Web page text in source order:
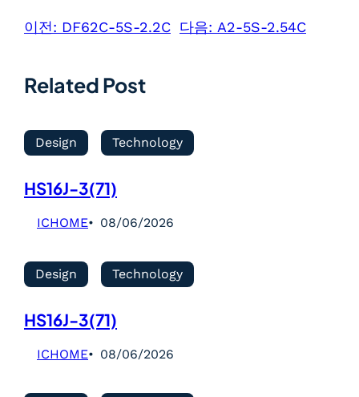
이전: DF62C-5S-2.2C 다음: A2-5S-2.54C
Related Post
Design Technology
HS16J-3(71)
ICHOME 08/06/2026
Design Technology
HS16J-3(71)
ICHOME 08/06/2026